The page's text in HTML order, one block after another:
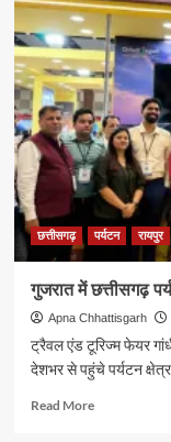
छत्तीसगढ़ पर्यटन रायपुर
गुजरात में छत्तीसगढ़
Apna Chhattisgarh
ट्रैवल एंड टूरिज्म फेयर
देशभर से पहुंचे पर्यटन
Read MoreRead